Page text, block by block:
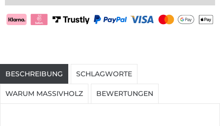
BESCHREIBUNG SCHLAGWORTE
WARUM MASSIVHOLZ BEWERTUNGEN